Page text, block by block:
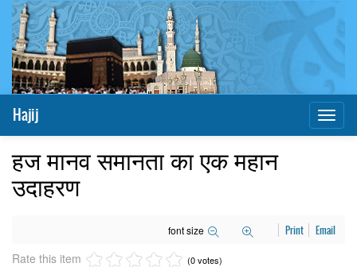
Hajij
हज मानव समानता का एक महान
उदाहरण
font size Print Email
Rate this item (0 votes)